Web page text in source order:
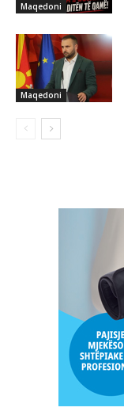
Maqedoni
Maqedoni